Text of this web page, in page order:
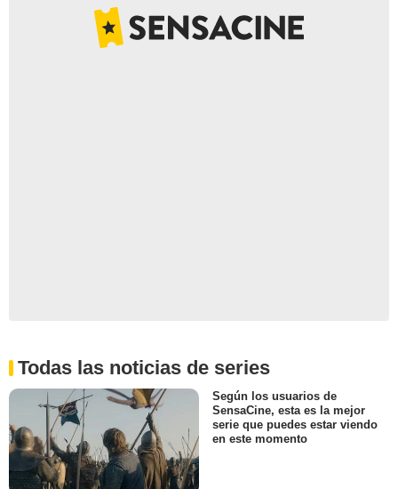
Todas las noticias de series
Según los usuarios de
SensaCine, esta es la mejor
serie que puedes estar viendo
en este momento